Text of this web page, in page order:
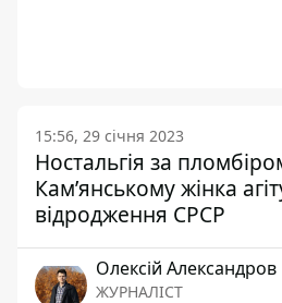
15:56, 29 січня 2023
Ностальгія за
Кам’янському жінка
відродження СРСР
Олексій Александров
ЖУРНАЛІСТ